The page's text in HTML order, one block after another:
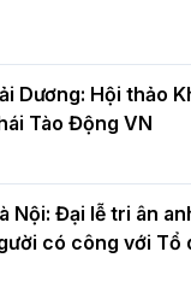
Dương: Hội thảo
Tào Động VN
Nội: Đại lễ tri ân
có công với Tổ